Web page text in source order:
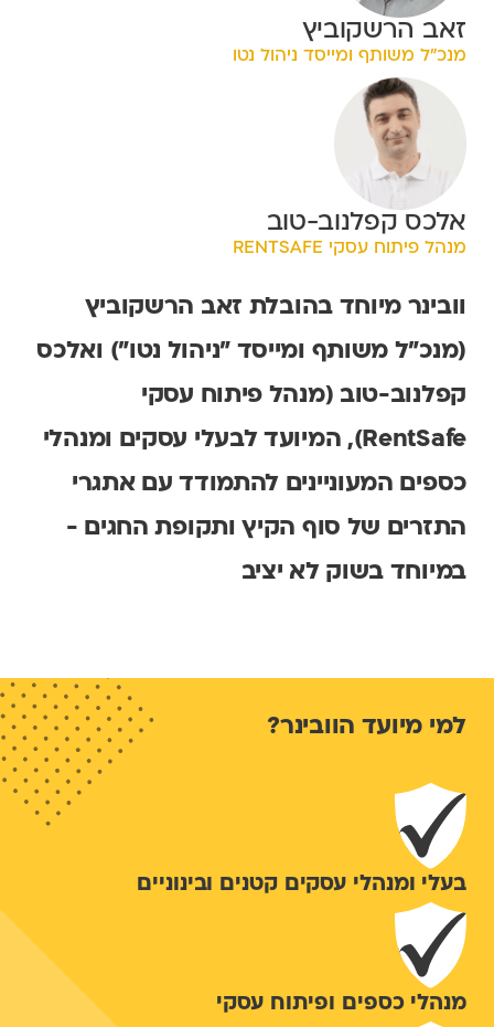
זאב הרשקוביץ
מנכ״ל משותף ומייסד ניהול נטו
אלכס קפלנוב-טוב
מנהל פיתוח עסקי RENTSAFE
וובינר מיוחד בהובלתזאב הרשקוביץ
(מנכ"ל משותף ומייסד ״ניהול נטו״) ואלכס
קפלנוב-טוב (מנהל פיתוח עסקי
RentSafe), המיועד לבעלי עסקים ומנהלי
כספים המעוניינים להתמודד עם אתגרי
התזרים של סוף הקיץ ותקופת החגים -
במיוחד בשוק לא יציב
למי מיועד הוובינר?
בעלי ומנהלי עסקים קטנים ובינוניים
מנהלי כספים ופיתוח עסקי